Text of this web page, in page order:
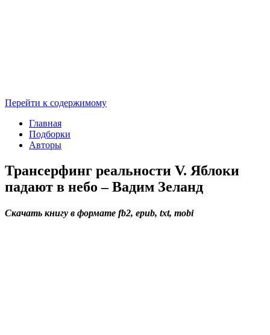
Перейти к содержимому
Главная
Подборки
Авторы
Трансерфинг реальности V. Яблоки
падают в небо – Вадим Зеланд
Скачать книгу в формате fb2, epub, txt, mobi